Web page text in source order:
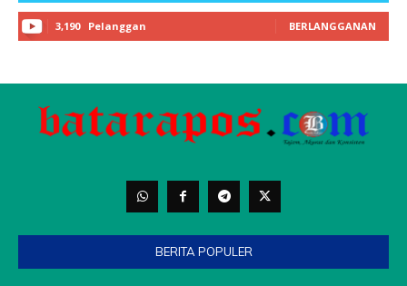
BERITA POPULER